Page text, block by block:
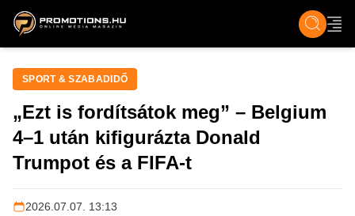
ZENE, FILM & KULT ÉLET TECH &
SPORT & SZABADIDŐ
„Ezt is fordítsátok meg” – Belgium
4–1 után kifigurázta Donald
Trumpot és a FIFA-t
2026.07.07. 13:13